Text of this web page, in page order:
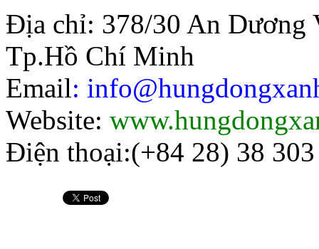
Địa chỉ: 378/30 An Dương
Tp.Hồ Chí Minh
Email:
Website:
Điện thoại:(+84 28) 38